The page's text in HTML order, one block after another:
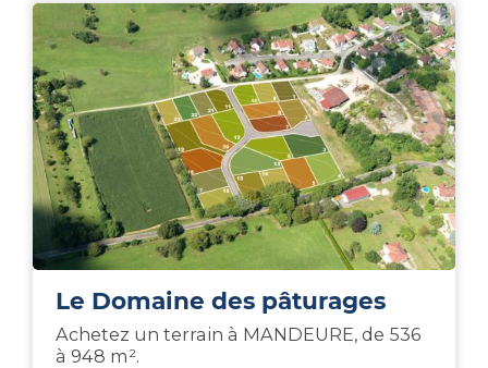
Le Domaine des pâturages
Achetez un terrain à MANDEURE, de 536
à 948 m².